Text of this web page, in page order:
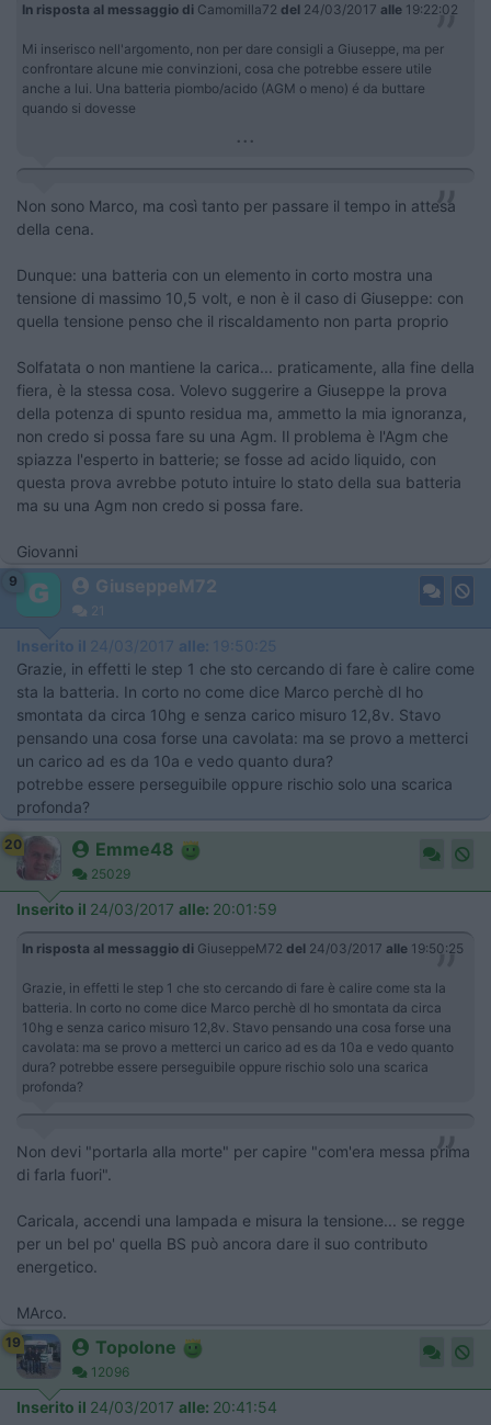
In risposta al messaggio di Camomilla72 del 24/03/2017 alle 19:22:02
Mi inserisco nell'argomento, non per dare consigli a Giuseppe, ma per
confrontare alcune mie convinzioni, cosa che potrebbe essere utile
anche a lui. Una batteria piombo/acido (AGM o meno) é da buttare
quando si dovesse
...
Non sono Marco, ma così tanto per passare il tempo in attesa
della cena.
Dunque: una batteria con un elemento in corto mostra una
tensione di massimo 10,5 volt, e non è il caso di Giuseppe: con
quella tensione penso che il riscaldamento non parta proprio
Solfatata o non mantiene la carica... praticamente, alla fine della
fiera, è la stessa cosa. Volevo suggerire a Giuseppe la prova
della potenza di spunto residua ma, ammetto la mia ignoranza,
non credo si possa fare su una Agm. Il problema è l'Agm che
spiazza l'esperto in batterie; se fosse ad acido liquido, con
questa prova avrebbe potuto intuire lo stato della sua batteria
ma su una Agm non credo si possa fare.
Giovanni
9 GiuseppeM72
21
Inserito il 24/03/2017 alle: 19:50:25
Grazie, in effetti le step 1 che sto cercando di fare è calire come
sta la batteria. In corto no come dice Marco perchè dl ho
smontata da circa 10hg e senza carico misuro 12,8v. Stavo
pensando una cosa forse una cavolata: ma se provo a metterci
un carico ad es da 10a e vedo quanto dura?
potrebbe essere perseguibile oppure rischio solo una scarica
profonda?
20 Emme48
25029
Inserito il 24/03/2017 alle: 20:01:59
In risposta al messaggio di GiuseppeM72 del 24/03/2017 alle 19:50:25
Grazie, in effetti le step 1 che sto cercando di fare è calire come sta la
batteria. In corto no come dice Marco perchè dl ho smontata da circa
10hg e senza carico misuro 12,8v. Stavo pensando una cosa forse una
cavolata: ma se provo a metterci un carico ad es da 10a e vedo quanto
dura? potrebbe essere perseguibile oppure rischio solo una scarica
profonda?
Non devi "portarla alla morte" per capire "com'era messa prima
di farla fuori".
Caricala, accendi una lampada e misura la tensione... se regge
per un bel po' quella BS può ancora dare il suo contributo
energetico.
MArco.
19 Topolone
12096
Inserito il 24/03/2017 alle: 20:41:54